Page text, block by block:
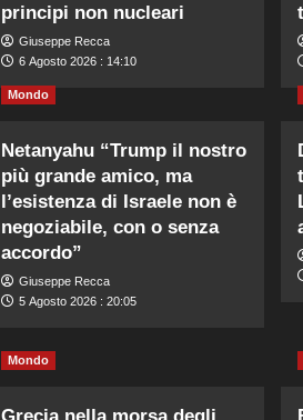
principi non nucleari
Giuseppe Recca
6 Agosto 2026 : 14:10
Mondo
Netanyahu “Trump il nostro
più grande amico, ma
l’esistenza di Israele non è
negoziabile, con o senza
accordo”
Giuseppe Recca
5 Agosto 2026 : 20:05
Mondo